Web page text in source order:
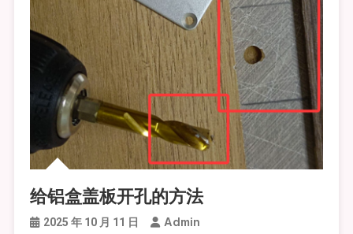
给铝盒盖板开孔的方法
2025 年 10 月 11 日 Admin